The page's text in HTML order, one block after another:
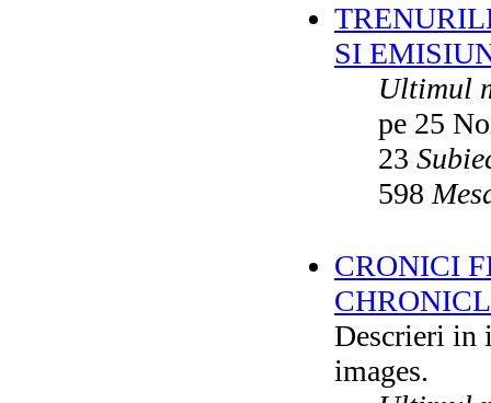
SI
Ultimul
pe 25
23
598
CRONICI
Descrieri in
images.